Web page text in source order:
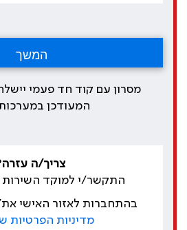
מסרון עם קוד חד פעמי
המעודכן
צריך/ה
התקשר/י למוקד השירות
בהתחברות לאזור האישי
מדיניות הפרטיות